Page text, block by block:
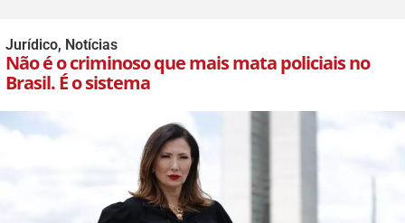
Jurídico, Notícias
Não é o criminoso que mais mata policiais no
Brasil. É o sistema